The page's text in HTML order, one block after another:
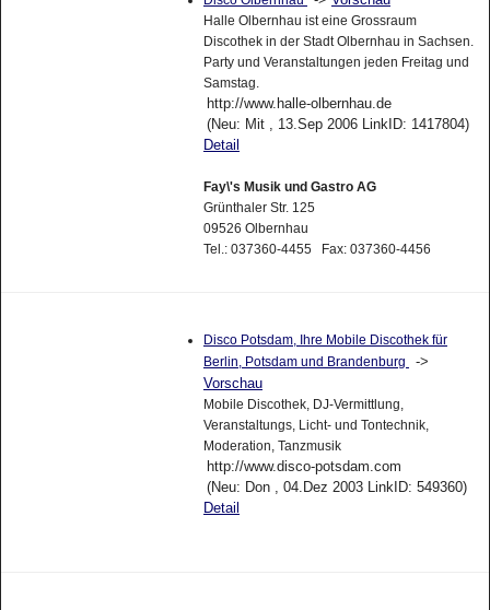
Halle Olbernhau ist eine Grossraum
Discothek in der Stadt Olbernhau in Sachsen.
Party und Veranstaltungen jeden Freitag und
Samstag.
http://www.halle-olbernhau.de
(Neu: Mit , 13.Sep 2006 LinkID: 1417804)
Detail
Fay\'s Musik und Gastro AG
Grünthaler Str. 125
09526 Olbernhau
Tel.: 037360-4455 Fax: 037360-4456
Disco Potsdam, Ihre Mobile Discothek für
Berlin, Potsdam und Brandenburg
->
Vorschau
Mobile Discothek, DJ-Vermittlung,
Veranstaltungs, Licht- und Tontechnik,
Moderation, Tanzmusik
http://www.disco-potsdam.com
(Neu: Don , 04.Dez 2003 LinkID: 549360)
Detail